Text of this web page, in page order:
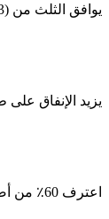
يوافق الثلث من (63 في المائة) خدمة توصيل المطاعم على أنه من الأنسب الحصول على التوصيل الى البيت من تناول الطعام بالخارج مع العائلة.
يزيد الإنفاق على طلبات
اعترف 60٪ من أصحاب المطاعم أن تقديم خدمات التوصيل أدى إلى زيادة المبيعات بشكل كبير.